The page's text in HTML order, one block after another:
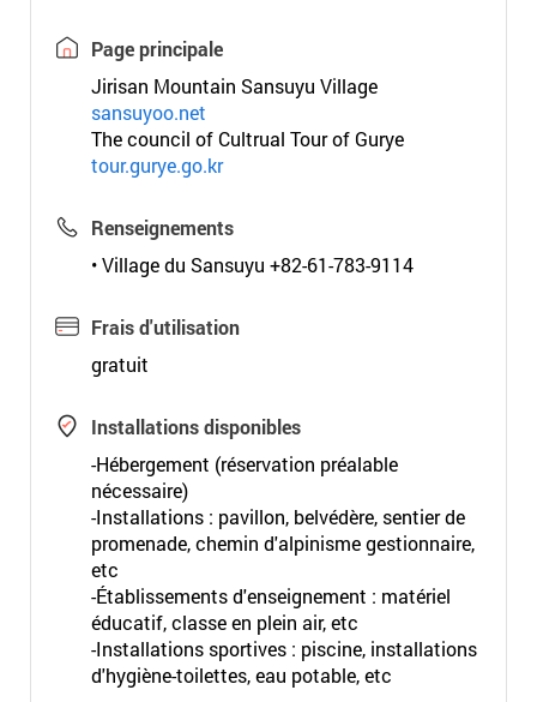
Page principale
Jirisan Mountain Sansuyu Village
sansuyoo.net
The council of Cultrual Tour of Gurye
tour.gurye.go.kr
Renseignements
• Village du Sansuyu +82-61-783-9114
Frais d'utilisation
gratuit
Installations disponibles
-Hébergement (réservation préalable
nécessaire)
-Installations : pavillon, belvédère, sentier de
promenade, chemin d'alpinisme gestionnaire,
etc
-Établissements d'enseignement : matériel
éducatif, classe en plein air, etc
-Installations sportives : piscine, installations
d'hygiène-toilettes, eau potable, etc